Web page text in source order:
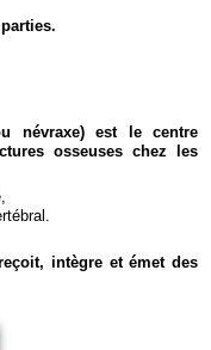
névraxe) est le centre
osseuses chez les
intègre et émet des